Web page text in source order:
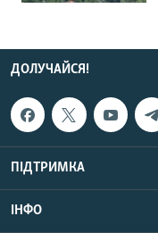
ДОЛУЧАЙСЯ!
ПІДТРИМКА
ІНФО